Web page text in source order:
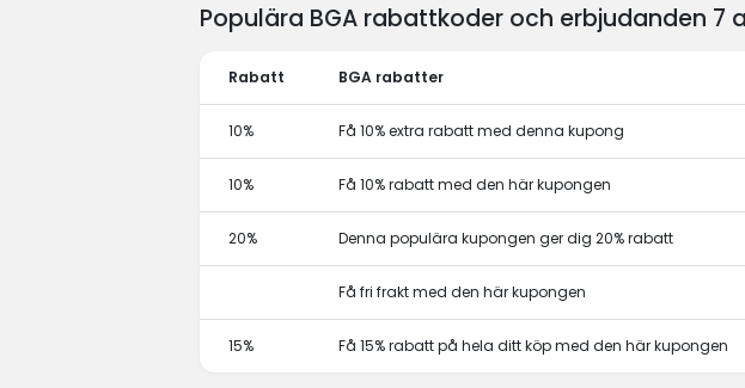
Populära BGA rabattkoder och erbjudanden 7
Rabatt BGA rabatter
10% Få 10% extra rabatt med denna kupong
10% Få 10% rabatt med den här kupongen
20% Denna populära kupongen ger dig 20% rabatt
Få fri frakt med den här kupongen
15% Få 15% rabatt på hela ditt köp med den här kupongen